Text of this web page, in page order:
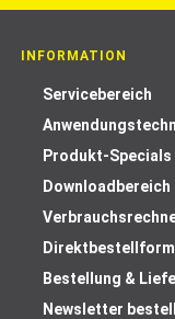
INFORMATION
Servicebereich
Produkt-Specials
Downloadbereich
Bestellung &
Newsletter